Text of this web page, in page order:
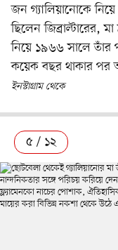
জন গ্যালিয়ানোকে
ছিলেন জিব্রাল্টারের,
নিয়ে ১৯৬৬ সালে তাঁর
কয়েক বছর থাকার পর
ইনস্টাগ্রাম থেকে
৫ / ১২